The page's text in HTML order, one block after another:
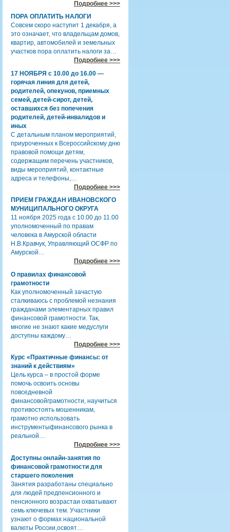
Подробнее >>>
ПОРА ОПЛАТИТЬ НАЛОГИ
Совсем скоро наступит 1 декабря, а
это означает, что владельцам домов,
квартир, автомобилей и земельных
участков пора оплатить налоги за…
Подробнее >>>
17 НОЯБРЯ с 10.00 до 16.00 —
горячая линия для детей,
родителей, опекунов, приемных
семей, детей-сирот, детей,
оставшихся без попечения
родителей, детей-инвалидов и
иных
С детальным планом мероприятий,
приуроченных к Всероссийскому дню
правовой помощи детям,
содержащим перечень участников,
виды мероприятий, контактные
адреса и телефоны,…
Подробнее >>>
ПРИЕМ ГРАЖДАН ИВАНОВСКОГО
МУНИЦИПАЛЬНОГО ОКРУГА
11 ноября 2025 года с 10.00 до 11.00
уполномоченный по правам
человека в Амурской области
Н.В.Кравчук, Управляющий ОСФР по
Амурской…
Подробнее >>>
О правилах финансовой
грамотности
Как уполномоченный зачастую
сталкиваюсь с проблемой незнания
гражданами элементарных правил
финансовой грамотности. Так,
многие не знают какие медуслуги
доступны каждому…
Подробнее >>>
Курс «Практичные финансы: от
знаний к действиям»
Цель курса – в простой форме
помочь освоить основы
повседневной
финансовойграмотности, научиться
противостоять мошенникам,
грамотно использовать
инструментыфинансового рынка в
реальной…
Подробнее >>>
Доступны онлайн-занятия по
финансовой грамотности для
старшего поколения
Занятия разработаны специально
для людей предпенсионного и
пенсионного возрастаи охватывают
семь ключевых тем. Участники
узнают о формах национальной
валюты России,освоят…